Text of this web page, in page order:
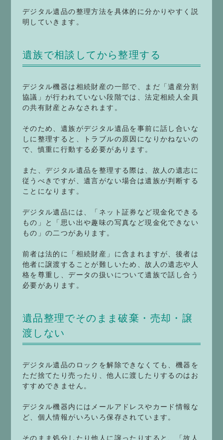
デジタル遺品の整理方法を具体的に分かりやすく説
明していきます。
遺族で相談してから整理する
デジタル機器は相続財産の一部で、まだ「遺産分割
協議」が行われていない段階では、法定相続人全員
の共有財産とみなされます。
そのため、遺族がデジタル遺品を事前に話し合いな
しに整理すると、トラブルの原因になりかねないの
で、慎重に行動する必要があります。
また、デジタル遺品を整理する際は、故人の遺志に
従うべきですが、遺言がない場合は遺族が判断する
ことになります。
デジタル遺品には、「ネット証券など現金化できる
もの」と「思い出や趣味の写真など現金化できない
もの」の二つがあります。
前者は法的に「相続財産」に含まれますが、後者は
他者に譲渡することが難しいため、故人の遺志や人
格を尊重し、データの扱いについて遺族で話し合う
必要があります。
遺品整理でそのまま破棄・売却・譲
渡しない
デジタル遺品のロックを解除できなくても、機器を
ただ捨てたり売ったり、他人に渡したりするのはお
すすめできません。
デジタル機器内にはメールアドレスやカード情報な
ど、個人情報がいろいろ保存されています。
そのまま処分したり他人に譲ったりすると、「故人